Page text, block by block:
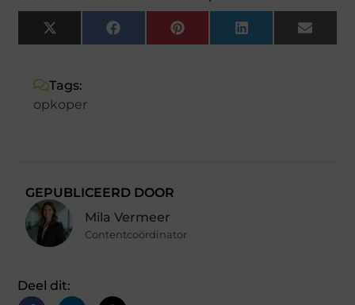
X
(Twitter)
FacebookPinterestLinkedIn Email
Tags:
opkoper
GEPUBLICEERD DOOR
Mila Vermeer
Contentcoördinator
Deel dit: